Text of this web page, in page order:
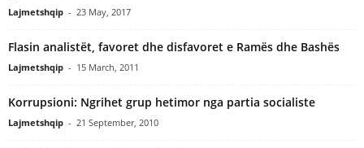
Lajmetshqip - 23 May, 2017
Flasin analistët, favoret dhe disfavoret e Ramës dhe Bashës
Lajmetshqip - 15 March, 2011
Korrupsioni: Ngrihet grup hetimor nga partia socialiste
Lajmetshqip - 21 September, 2010